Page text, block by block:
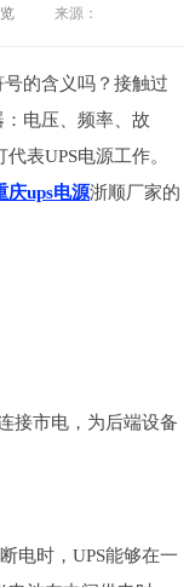
来源：
的含义吗？接触过
电压、频率、故
表UPS电源工作。
庆ups电源浙顺厂家的
市电，为后端设备
时，UPS能够在一